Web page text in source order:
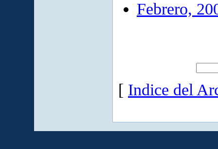
Febrero,
[ Indice del